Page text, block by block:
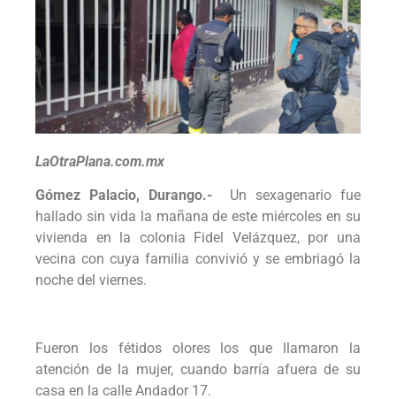
LaOtraPlana.com.mx
Gómez Palacio, Durango.- Un sexagenario fue
hallado sin vida la mañana de este miércoles en su
vivienda en la colonia Fidel Velázquez, por una
vecina con cuya familia convivió y se embriagó la
noche del viernes.
Fueron los fétidos olores los que llamaron la
atención de la mujer, cuando barría afuera de su
casa en la calle Andador 17.